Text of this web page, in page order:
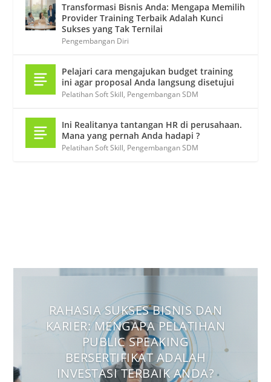
Transformasi Bisnis Anda: Mengapa Memilih
Provider Training Terbaik Adalah Kunci
Sukses yang Tak Ternilai
Pengembangan Diri
Pelajari cara mengajukan budget training
ini agar proposal Anda langsung disetujui
Pelatihan Soft Skill, Pengembangan SDM
Ini Realitanya tantangan HR di perusahaan.
Mana yang pernah Anda hadapi ?
Pelatihan Soft Skill, Pengembangan SDM
RAHASIA SUKSES BISNIS DAN
KARIER: MENGAPA PELATIHAN
PUBLIC SPEAKING
BERSERTIFIKAT ADALAH
INVESTASI TERBAIK ANDA?